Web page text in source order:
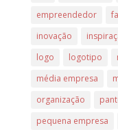
empreendedor
inovação
logo
logotipo
média empresa
organização
pequena empresa